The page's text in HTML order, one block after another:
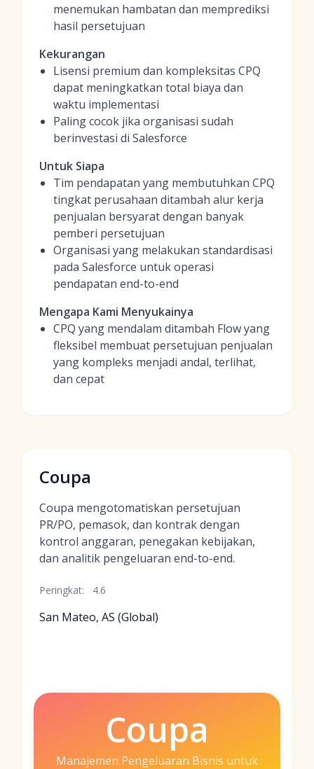
menemukan hambatan dan memprediksi
hasil persetujuan
Kekurangan
Lisensi premium dan kompleksitas CPQ
dapat meningkatkan total biaya dan
waktu implementasi
Paling cocok jika organisasi sudah
berinvestasi di Salesforce
Untuk Siapa
Tim pendapatan yang membutuhkan CPQ
tingkat perusahaan ditambah alur kerja
penjualan bersyarat dengan banyak
pemberi persetujuan
Organisasi yang melakukan standardisasi
pada Salesforce untuk operasi
pendapatan end-to-end
Mengapa Kami Menyukainya
CPQ yang mendalam ditambah Flow yang
fleksibel membuat persetujuan penjualan
yang kompleks menjadi andal, terlihat,
dan cepat
Coupa
Coupa mengotomatiskan persetujuan
PR/PO, pemasok, dan kontrak dengan
kontrol anggaran, penegakan kebijakan,
dan analitik pengeluaran end-to-end.
Peringkat: 4.6
San Mateo, AS (Global)
Coupa
Manajemen Pengeluaran Bisnis untuk